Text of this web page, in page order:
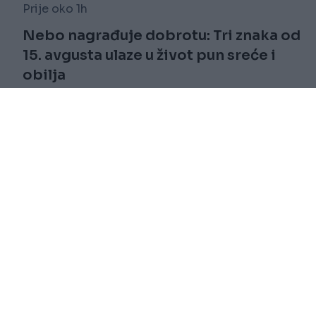
Prije oko 1h
Nebo nagrađuje dobrotu: Tri znaka od
15. avgusta ulaze u život pun sreće i
obilja